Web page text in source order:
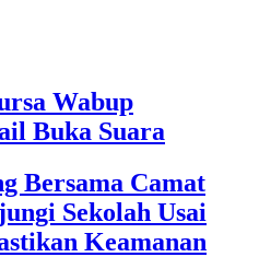
Wabup
Buka Suara
Bersama Camat
Sekolah Usai
Keamanan